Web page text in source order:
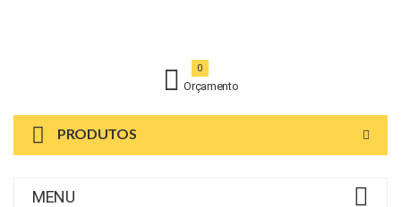
Orçamento
0
PRODUTOS
MENU